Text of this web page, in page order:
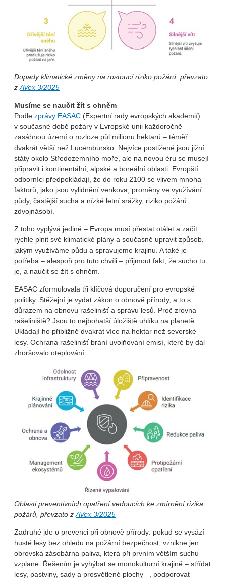
Dopady klimatické změny na rostoucí riziko požárů, převzato
z AVex 3/2025
Musíme se naučit žít s ohněm
Podle zprávy EASAC (Expertní rady evropských akademií)
v současné době požáry v Evropské unii každoročně
zasáhnou území o rozloze půl milionu hektarů – téměř
dvakrát větší než Lucembursko. Nejvíce postižené jsou jižní
státy okolo Středozemního moře, ale na novou éru se musejí
připravit i kontinentální, alpské a boreální oblasti. Evropští
odborníci předpokládají, že do roku 2100 se vlivem mnoha
faktorů, jako jsou vylidnění venkova, proměny ve využívání
půdy, častější sucha a nízké letní srážky, riziko požárů
zdvojnásobí.
Z toho vyplývá jediné – Evropa musí přestat otálet a začít
rychle plnit své klimatické plány a současně upravit způsob,
jakým využíváme půdu a spravujeme krajinu. A také je
potřeba – alespoň pro tuto chvíli – přijmout fakt, že sucho tu
je, a naučit se žít s ohněm.
EASAC zformulovala tři klíčová doporučení pro evropské
politiky. Stěžejní je vydat zákon o obnově přírody, a to s
důrazem na obnovu rašelinišť a správu lesů. Proč zrovna
rašeliniště? Jsou to nejbohatší úložiště uhlíku na planetě.
Ukládají ho přibližně dvakrát více na hektar než severské
lesy. Ochrana rašelinišť brání uvolňování emisí, které by dál
zhoršovalo oteplování.
Oblasti preventivních opatření vedoucích ke zmírnění rizika
požárů, převzato z AVex 3/2025
Zadruhé jde o prevenci při obnově přírody: pokud se vysází
husté lesy bez ohledu na požární bezpečnost, vznikne jen
obrovská zásobárna paliva, která při prvním větším suchu
vzplane. Řešením je vyhýbat se monokulturní krajině – střídat
lesy, pastviny, sady a prosvětlené plochy –, podporovat